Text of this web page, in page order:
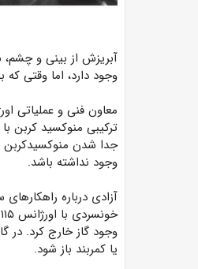
آبریزش از بینی و
وجود دارد، اما وقتی
معاون فنی و عملیاتی
جدا شدن منوکسیدکربن
وجود نداشته باشد.
آزادی درباره
وجود گاز خارج کرد. در
یا کمربند باز شود.